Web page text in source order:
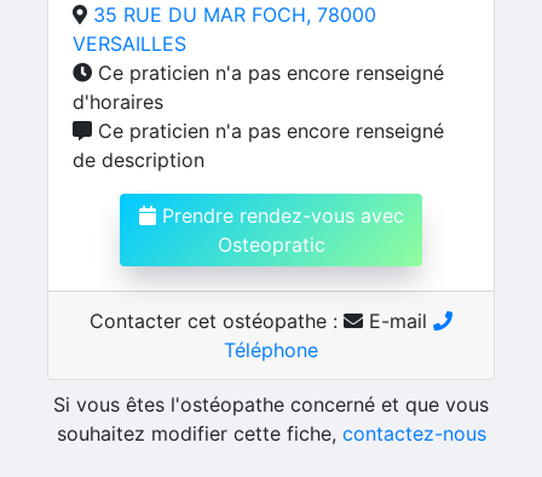
35 RUE DU MAR FOCH, 78000
VERSAILLES
Ce praticien n'a pas encore renseigné
d'horaires
Ce praticien n'a pas encore renseigné
de description
Prendre rendez-vous avec
Osteopratic
Contacter cet ostéopathe :
E-mail
Téléphone
Si vous êtes l'ostéopathe concerné et que vous
souhaitez modifier cette fiche, contactez-nous